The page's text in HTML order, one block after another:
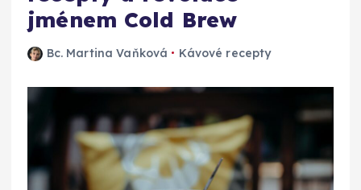
jménem Cold Brew
Bc. Martina Vaňková Kávové recepty